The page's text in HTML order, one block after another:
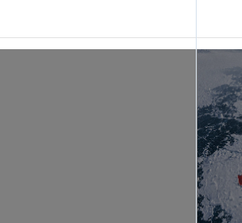
AI研学热，孩子们究竟学到什么
赴疆 以影像微光护百姓安康